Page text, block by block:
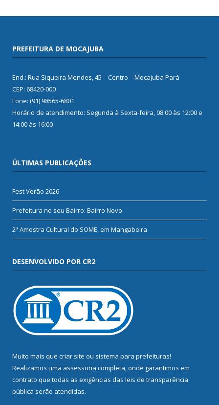
PREFEITURA DE MOCAJUBA
End.: Rua Siqueira Mendes, 45 – Centro – Mocajuba Pará
CEP: 68420-000
Fone: (91) 98565-6801
Horário de atendimento: Segunda à Sexta-feira, 08:00 às 12:00 e
14:00 às 16:00
ÚLTIMAS PUBLICAÇÕES
Fest Verão 2026
Prefeitura no seu Bairro: Bairro Novo
2ª Amostra Cultural do SOME, em Mangabeira
DESENVOLVIDO POR CR2
Muito mais que criar site ou sistema para prefeituras!
Realizamos uma assessoria completa, onde garantimos em
contrato que todas as exigências das leis de transparência
pública serão atendidas.